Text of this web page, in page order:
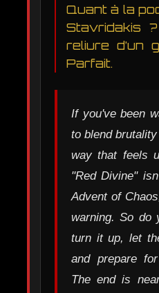
Quant à la
Stavridakis
reliure d’un
Parfait.
If you've been
to blend
way that feels
"Red Divine"
Advent of
warning. So do
turn it up, let
and prepare
The end is